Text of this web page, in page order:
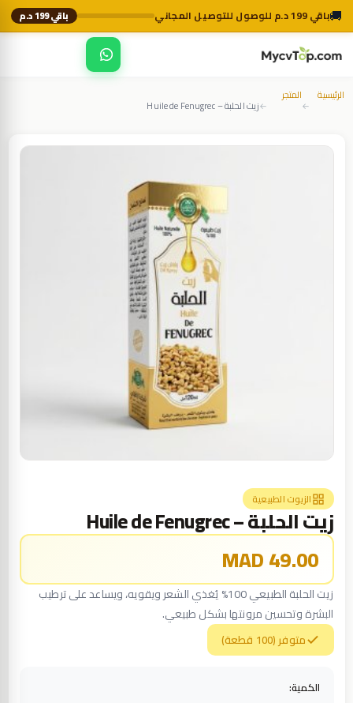
🚚باقي 199 د.م للوصول للتوصيل المجاني باقي 199 د.م
MycvTop
الرئيسية
←
المتجر
←زيت الحلبة – Huile de Fenugrec
الزيوت الطبيعية
زيت الحلبة – Huile de Fenugrec
49.00 MAD
زيت الحلبة الطبيعي 100% يُغذي الشعر ويقويه، ويساعد على ترطيب
البشرة وتحسين مرونتها بشكل طبيعي.
متوفر (100 قطعة)
الكمية: